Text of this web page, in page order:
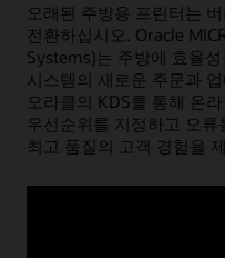
오래된 주방용 프린터는
전환하십시오. Oracle
Systems)는 주방에 효율
시스템의 새로운 주문과
오라클의 KDS를 통해 온
우선순위를 지정하고 오
최고 품질의 고객 경험을